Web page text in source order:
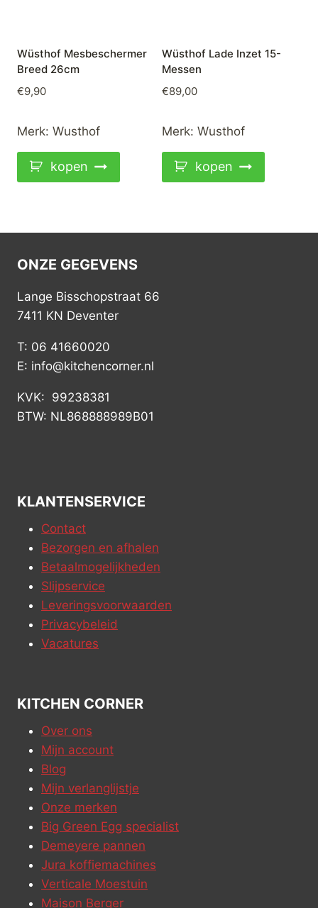
Wüsthof Mesbeschermer
Breed 26cm
€9,90
Merk: Wusthof
kopen
Wüsthof Lade Inzet 15-
Messen
€89,00
Merk: Wusthof
kopen
ONZE GEGEVENS
Lange Bisschopstraat 66
7411 KN Deventer
T: 06 41660020
E: info@kitchencorner.nl
KVK: 99238381
BTW: NL868888989B01
KLANTENSERVICE
Contact
Bezorgen en afhalen
Betaalmogelijkheden
Slijpservice
Leveringsvoorwaarden
Privacybeleid
Vacatures
KITCHEN CORNER
Over ons
Mijn account
Blog
Mijn verlanglijstje
Onze merken
Big Green Egg specialist
Demeyere pannen
Jura koffiemachines
Verticale Moestuin
Maison Berger